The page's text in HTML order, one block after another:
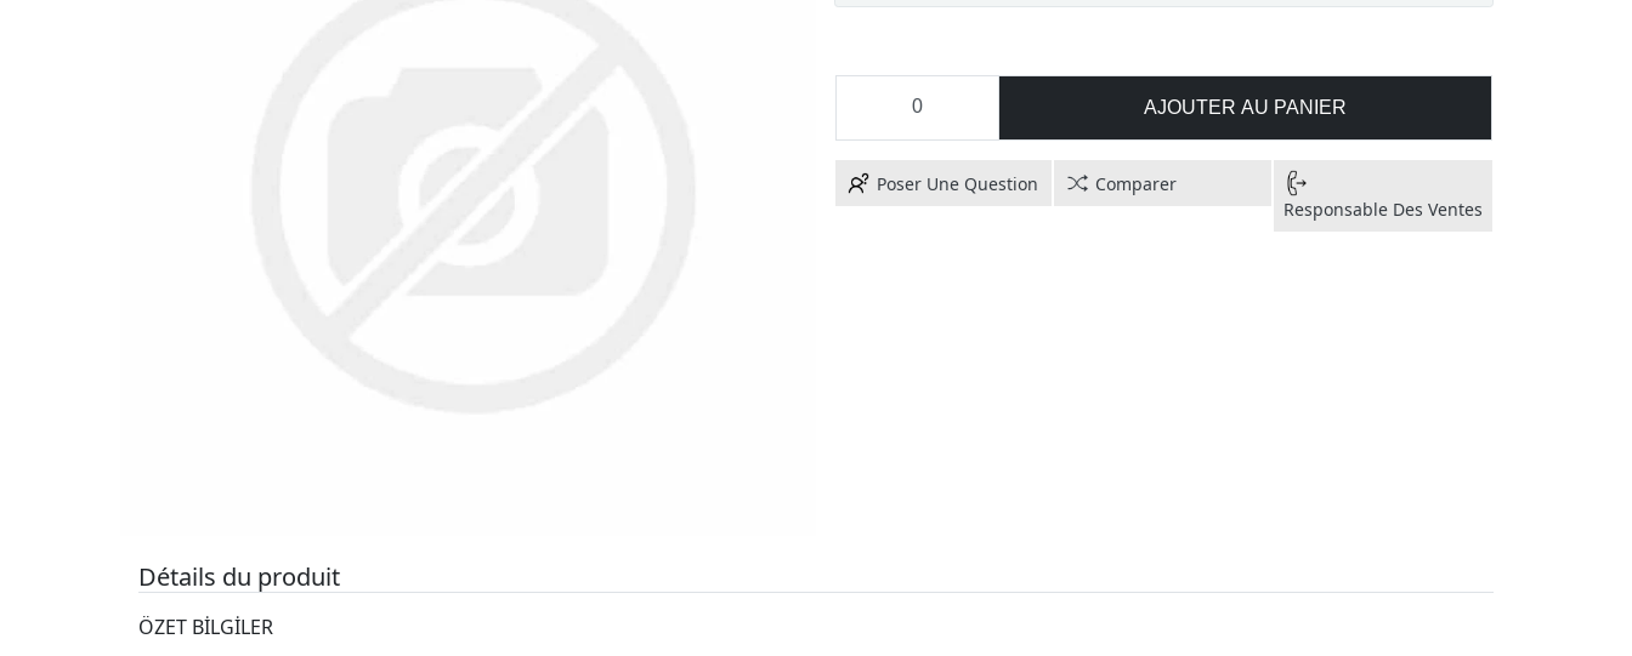
AJOUTER AU PANIER
Poser Une Question
Comparer
Responsable Des Ventes
Détails du produit
ÖZET BİLGİLER